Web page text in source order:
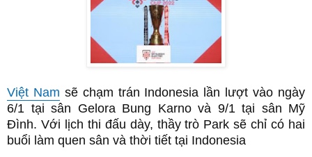
Việt Nam sẽ chạm trán Indonesia lần lượt vào ngày
6/1 tại sân Gelora Bung Karno và 9/1 tại sân Mỹ
Đình. Với lịch thi đấu dày, thầy trò Park sẽ chỉ có hai
buổi làm quen sân và thời tiết tại Indonesia